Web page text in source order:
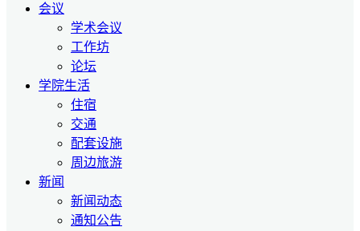
会议
学术会议
工作坊
论坛
学院生活
住宿
交通
配套设施
周边旅游
新闻
新闻动态
通知公告